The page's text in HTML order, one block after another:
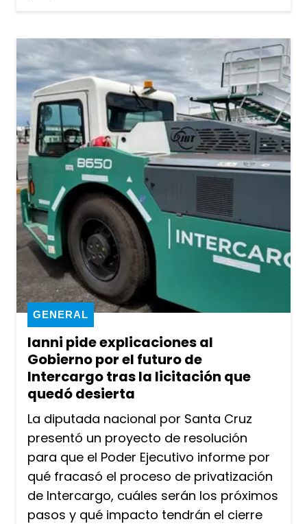
Ianni pide explicaciones al
Gobierno por el futuro de
Intercargo tras la licitación que
quedó desierta
GENERAL
La diputada nacional por Santa Cruz
presentó un proyecto de resolución
para que el Poder Ejecutivo informe por
qué fracasó el proceso de privatización
de Intercargo, cuáles serán los próximos
pasos y qué impacto tendrán el cierre